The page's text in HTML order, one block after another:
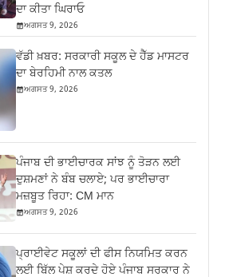
ਦਾ ਕੀਤਾ ਘਿਰਾਓ
ਅਗਸਤ 9, 2026
ਵੱਡੀ ਖ਼ਬਰ: ਸਰਕਾਰੀ ਸਕੂਲ ਦੇ ਹੈੱਡ ਮਾਸਟਰ
ਦਾ ਬੇਰਹਿਮੀ ਨਾਲ ਕਤਲ
ਅਗਸਤ 9, 2026
ਪੰਜਾਬ ਦੀ ਭਾਈਚਾਰਕ ਸਾਂਝ ਨੂੰ ਤੋੜਨ ਲਈ
ਦੁਸ਼ਮਣਾਂ ਨੇ ਬੰਬ ਚਲਾਏ; ਪਰ ਭਾਈਚਾਰਾ
ਮਜ਼ਬੂਤ ਰਿਹਾ: CM ਮਾਨ
ਅਗਸਤ 9, 2026
ਪ੍ਰਾਈਵੇਟ ਸਕੂਲਾਂ ਦੀ ਫੀਸ ਨਿਯਮਿਤ ਕਰਨ
ਲਈ ਬਿੱਲ ਪੇਸ਼ ਕਰਦੇ ਹੋਏ ਪੰਜਾਬ ਸਰਕਾਰ ਨੇ